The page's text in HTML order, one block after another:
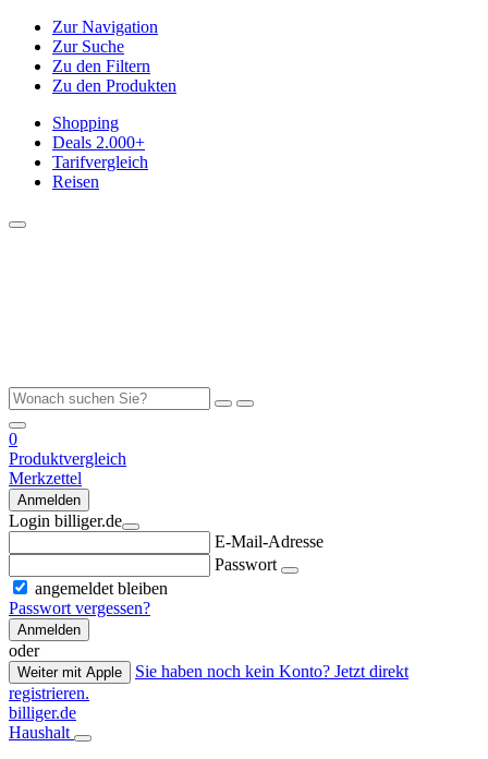
Zur Navigation
Zur Suche
Zu den Filtern
Zu den Produkten
Shopping
Deals 2.000+
Tarifvergleich
Reisen
0
Produktvergleich
Merkzettel
Anmelden
Login billiger.de
E-Mail-Adresse
Passwort
angemeldet bleiben
Passwort vergessen?
Anmelden
oder
Weiter mit Apple
Sie haben noch kein Konto? Jetzt direkt
registrieren.
billiger.de
Haushalt